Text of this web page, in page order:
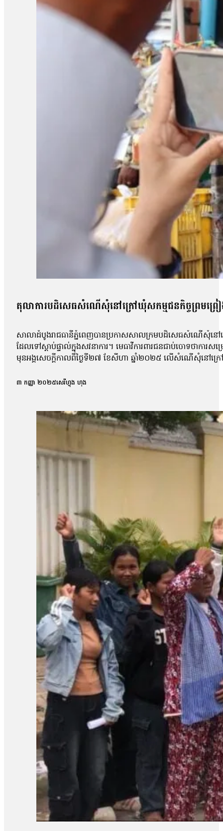
តុលាការបដិសេធសំណើសុំនៅក្រៅឃុំសកម្មជនកិច្ចព្រមព្រ
សាលាដំបូងរាជធានីភ្នំពេញបានប្រកាសសាលក្រមបដិសេធសំណើសុំនៅក្
ដែលទៅស្ដាប់ផ្ទាល់ក្នុងសវនាការ។ មេធាវីការពារជនជាប់ចោទថាកា
មុនអង្គសេចក្ដីកាលពីថ្ងៃទី២៧ ខែសីហា ឆ្នាំ២០២៥ លើសំណើសុំនៅក្រ
កិច្ចព្រមព្រៀងសន្តិភាពក្រុងប៉ារីសគឺលោក សឺន ជុំជួន បានថ្លែងប្រាប់
លោកបន្ថែមថា៖ «យើងនៅតែចាត់ទុកថាជាការប៉ះពាល់ទៅលើសិទ្ធិន
ហ្នឹងមានសេរីភាព […]ក្នុងនាមជាមេធាវី យើងមិនអាចទទួលយកបាន
លោកមេធាវីឱ្យដឹងថា តុលាការបានបើកសវនាការអង្គសេចក្ដីល
លទ្ធផលសំណើសុំនៅក្រៅឃុំដែលបានស្នើកាលពីថ្ងៃទី២៧ ខែសីហា។ បង
ស្រីគាត់ និងសកម្មជនឯទៀត ព្រោះការបន្តឃុំខ្លួននេះបានធ្វើឱ្យប៉ះ
របស់បងសាន សិទ្ធ ដែលគាត់ត្រូវទទួលបន្ទុក។ អ៊ីចឹងខ្ញុំគិតថា ទី១ការអ
របស់បងប្រុសគាត់ ហើយអ្នកស្រីស្នើសុំតុលាការពិចារណាដោះលែងលោក
ទៅឱ្យនៅក្រៅឃុំតាមការស្នើសុំរបស់ក្រុមគ្រួសារ ហើយហ្នឹងក៏ជាសិទ្ធិរ
ករណីនេះ មន្រ្តីអង្កេតជាន់ខ្ពស់ នៃសមាគមន៍ការពារសិទ្ធិមនុស្ស និង
ពេលដែលច្បាប់កំណត់។ លោកថារដ្ឋាភិបាល និងតុលាការគួរដោះលែង
ទាន់បើកសវនាការផង ឃុំគាត់រហូតដល់លើសនីតិវិធីនៃការឃុំខ្លួនដែ
បន្ថែម៖ «គួរតែឈប់ធ្វើទុក្ខបុកម្នេញដល់ប្រជាពលរដ្ឋដែលធ្វើការង
សាសន៍របស់គាត់ ជាពិសេសអ្នកដែលធ្វើការងារសង្គមដូចជា២៣តុលា
ក្រោយពីពួកគាត់លើកឡើងពីគុណសម្បត្តិ និងគុណវិបត្តិ នៃការបង្កើត
សន្តិសុខសង្គម» ទាក់ទងនឹងការអធិប្បាយនានាពី CLV មានអ្នក
ដោយក្នុងសំណុំរឿងទី១មានលោក ស៊្រុន ស៊្រន កញ្ញា…
៣ កញ្ញា ២០២៥សេរីហ្វុង ហុង